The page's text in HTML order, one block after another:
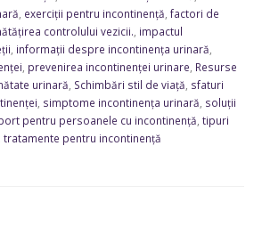
exerciții pentru incontinență factori de
controlului vezicii. impactul
informații despre incontinența urinară
prevenirea incontinenței urinare Resurse
urinară Schimbări stil de viață sfaturi
simptome incontinența urinară soluții
pentru persoanele cu incontinență tipuri
tratamente pentru incontinență